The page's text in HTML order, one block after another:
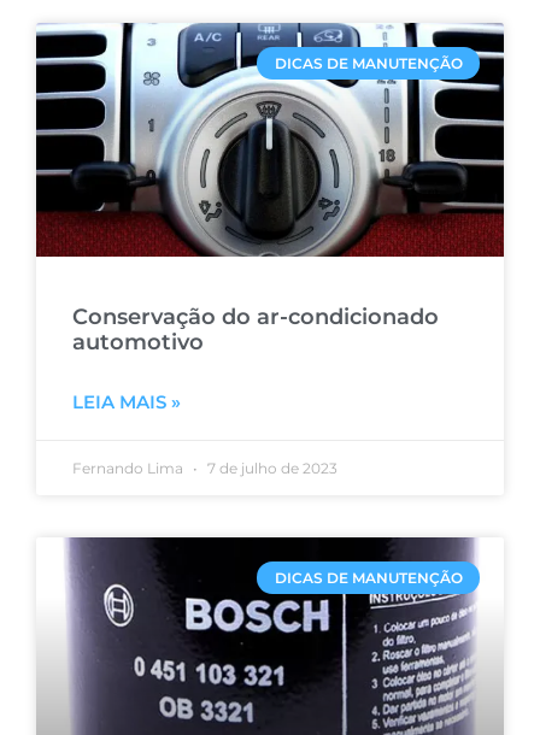
DICAS DE MANUTENÇÃO
Conservação do ar-condicionado
automotivo
LEIA MAIS »
Fernando Lima 7 de julho de 2023
DICAS DE MANUTENÇÃO